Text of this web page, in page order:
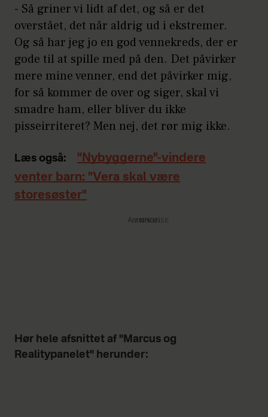
- Så griner vi lidt af det, og så er det
overstået, det når aldrig ud i ekstremer.
Og så har jeg jo en god vennekreds, der er
gode til at spille med på den. Det påvirker
mere mine venner, end det påvirker mig,
for så kommer de over og siger, skal vi
smadre ham, eller bliver du ikke
pisseirriteret? Men nej, det rør mig ikke.
Læs også:
"Nybyggerne"-vindere
venter barn: "Vera skal være
storesøster"
Annonce
Hør hele afsnittet af "Marcus og
Realitypanelet" herunder: